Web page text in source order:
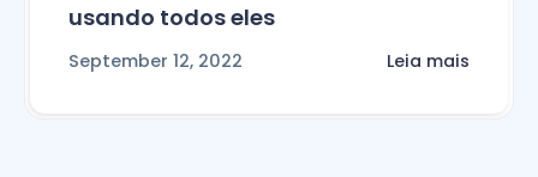
usando todos eles
September 12, 2022 Leia mais